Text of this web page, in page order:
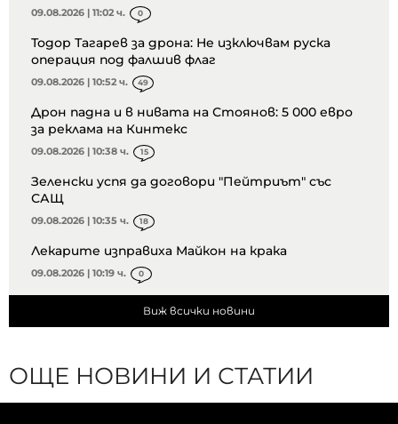
09.08.2026 | 11:02 ч. 0
Тодор Тагарев за дрона: Не изключвам руска
операция под фалшив флаг
09.08.2026 | 10:52 ч. 49
Дрон падна и в нивата на Стоянов: 5 000 евро
за реклама на Кинтекс
09.08.2026 | 10:38 ч. 15
Зеленски успя да договори "Пейтриът" със
САЩ
09.08.2026 | 10:35 ч. 18
Лекарите изправиха Майкон на крака
09.08.2026 | 10:19 ч. 0
Виж всички новини
ОЩЕ НОВИНИ И СТАТИИ